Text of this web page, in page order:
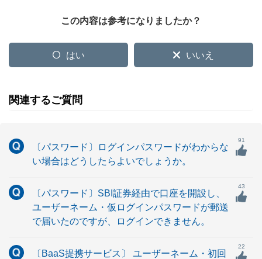
この内容は参考になりましたか？
はい いいえ
関連するご質問
〔パスワード〕ログインパスワードがわからな
い場合はどうしたらよいでしょうか。
91
〔パスワード〕SBI証券経由で口座を開設し、
ユーザーネーム・仮ログインパスワードが郵送
で届いたのですが、ログインできません。
43
〔BaaS提携サービス〕 ユーザーネーム・初回
22